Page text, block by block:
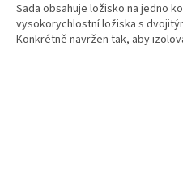
Sada obsahuje ložisko na jedno
vysokorychlostní ložiska s
Konkrétně navržen tak, aby